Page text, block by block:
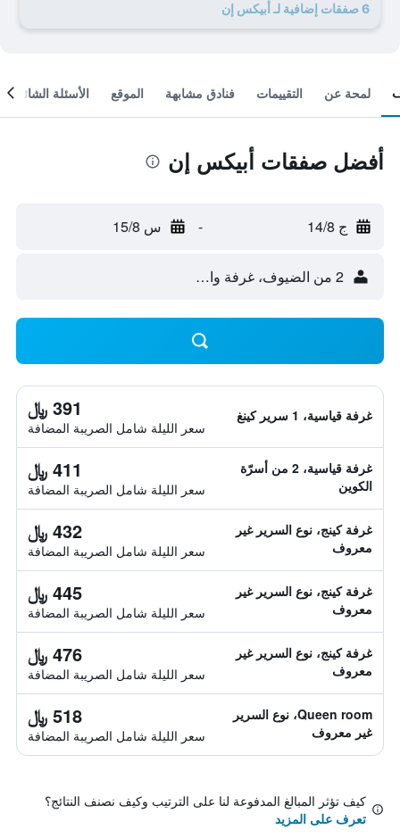
6 صفقات إضافية لـ أبيكس إن
لمحة عن التقييمات فنادق مشابهة الموقع الأسئلة الشائعة
أفضل صفقات أبيكس إن
ج 14/8 - س 15/8
2 من الضيوف، غرفة واحدة
غرفة قياسية، 1 سرير كينغ 391 ﷼
سعر الليلة شامل الصريبة المضافة
غرفة قياسية، 2 من أسرّة
الكوين
411 ﷼
سعر الليلة شامل الصريبة المضافة
غرفة كينج، نوع السرير غير
معروف
432 ﷼
سعر الليلة شامل الصريبة المضافة
غرفة كينج، نوع السرير غير
معروف
445 ﷼
سعر الليلة شامل الصريبة المضافة
غرفة كينج، نوع السرير غير
معروف
476 ﷼
سعر الليلة شامل الصريبة المضافة
Queen room، نوع السرير
غير معروف
518 ﷼
سعر الليلة شامل الصريبة المضافة
كيف تؤثر المبالغ المدفوعة لنا على الترتيب وكيف نصنف النتائج؟
تعرف على المزيد